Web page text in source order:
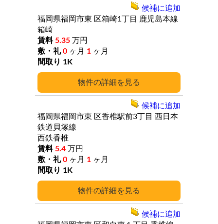
詳細
福岡県福岡市東 区箱崎1丁目
鹿児島本線
箱崎
5.35 万円
0 ヶ月 1 ヶ月
1K
候補に追加
詳細
福岡県福岡市東 区香椎駅前3丁目 西日本
鉄道貝塚線
西鉄香椎
5.4 万円
0 ヶ月 1 ヶ月
1K
候補に追加
候補に追加